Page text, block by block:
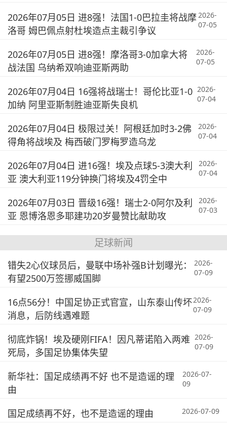
2026年07月05日 进8强！法国1-0巴拉圭将战摩
洛哥 姆巴佩点射杜埃造点主裁引争议
2026-
07-05
2026年07月05日 进8强！摩洛哥3-0加拿大将
战法国 乌纳希双响迪亚斯两助
2026-
07-05
2026年07月04日 16强将战瑞士！哥伦比亚1-0
加纳 阿里亚斯制胜迪亚斯失良机
2026-
07-04
2026年07月04日 极限过关！阿根廷加时3-2佛
得角将战埃及 梅西破门罗梅罗造乌龙
2026-
07-04
2026年07月04日 进16强！埃及点球5-3澳大利
亚 澳大利亚119分钟换门将埃及4罚全中
2026-
07-04
2026年07月03日 晋级16强！瑞士2-0阿尔及利
亚 恩博洛恩多耶建功20岁曼赞比献助攻
2026-
07-03
足球新闻
错失2心仪球员后，曼联中场补强B计划曝光：
有望2500万签挪威国脚
2026-
07-09
16点56分！中国足协正式官宣，山东泰山传坏
消息，后防线遇难题
2026-
07-09
彻底炸锅！埃及硬刚FIFA！因凡蒂诺陷入两难
死局，多国足协集体失望
2026-
07-09
新华社：国足成绩再不好 也不是造谣的理
由
2026-07-
09
国足成绩再不好，也不是造谣的理由 2026-07-09